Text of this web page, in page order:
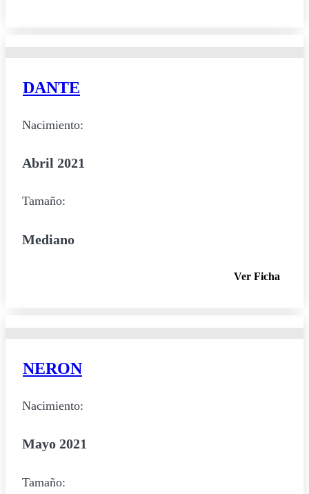
DANTE
Nacimiento:
Abril 2021
Tamaño:
Mediano
Ver Ficha
NERON
Nacimiento:
Mayo 2021
Tamaño: